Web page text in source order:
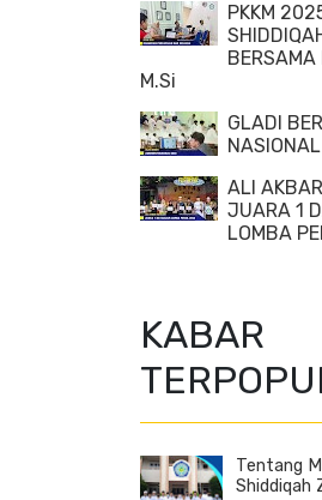
PKKM
M.Si
GLADI
ALI
JUARA 1
LOMBA
KABAR
Tentang
Shiddiqah